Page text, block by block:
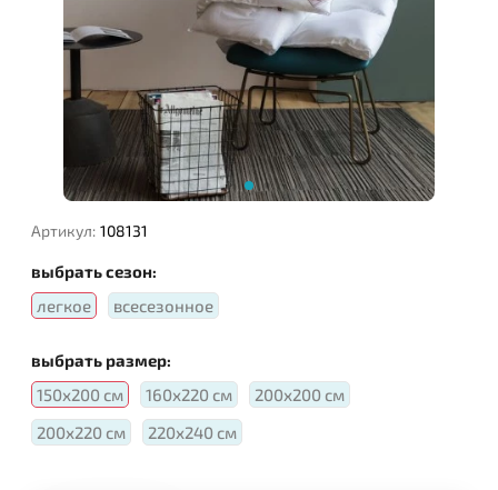
Артикул: 108131
выбрать сезон:
легкое
всесезонное
выбрать размер:
150х200 см
160х220 см
200х200 см
200х220 см
220х240 см
Наполнитель: